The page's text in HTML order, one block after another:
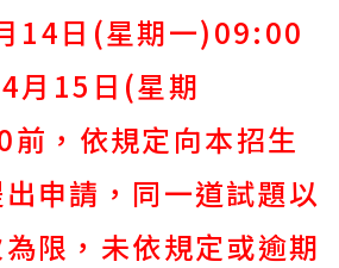
14日 (星期一)09:00
4月 15 日 (星期
前，依規定向本招生
申請，同一道試題以
限，未依規定或逾期